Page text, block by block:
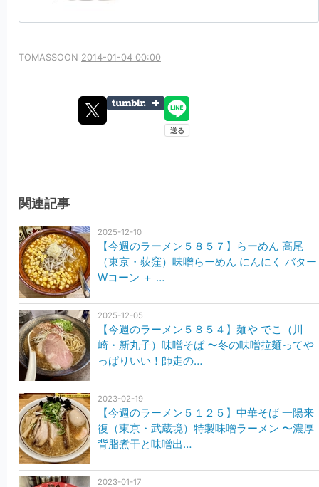
TOMASSOON 2014-01-04 00:00
関連記事
2025-12-10
【今週のラーメン５８５７】らーめん 高尾
（東京・荻窪）味噌らーめん にんにく バター
Wコーン ＋ …
2025-12-05
【今週のラーメン５８５４】麺や でこ（川
崎・新丸子）味噌そば 〜冬の味噌拉麺ってや
っぱりいい！師走の…
2023-02-19
【今週のラーメン５１２５】中華そば 一陽来
復（東京・武蔵境）特製味噌ラーメン 〜濃厚
背脂煮干と味噌出…
2023-01-17